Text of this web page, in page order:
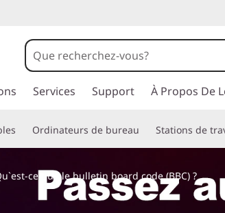
Services Support À Propos De
Ordinateurs de bureau Stations de
ce que le bulletin board code (BBC) ?